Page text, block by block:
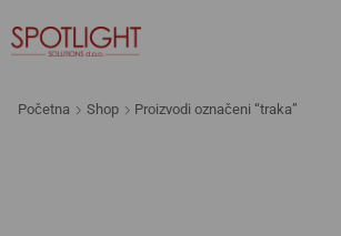
Početna Shop Proizvodi označeni “traka”